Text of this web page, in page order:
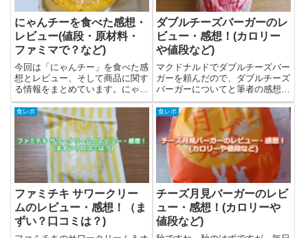
にゃんチーを食べた感想・
レビュー(値段・原材料・
ファミマで？など)
今回は「にゃんチー」を食べた感
想とレビュー、そして商品に関す
る情報をまとめています。にゃん
チーとは？にゃんチーは株式会社
オールハーツ・カンパニーが販売
しているバスク風チーズケーキ。
高温焼成をすることでこんがりと
焼き色をつけた、ねこ型のチー
ダブルチーズバーガーのレ
ビュー・感想！(カロリー
や値段など)
マクドナルドでダブルチーズバー
ガーを頼んだので、ダブルチーズ
バーガーについてと筆者の感想・
レビューを書きました。ダブルチ
ーズバーガーといえば、ビッグマ
ックと人気を二分するレギュラー
メニューですよね(筆者独断)ダブ
ルチーズバーガーとは？ダブル...
食レポ
ファミチキ サワークリー
ムのレビュー・感想！（ま
ずい？口コミは？)
食レポ
チーズ月見バーガーのレビ
ュー・感想！(カロリーや
値段など)